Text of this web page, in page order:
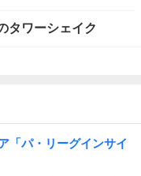
タワーシェイク
「パ・リーグインサイ